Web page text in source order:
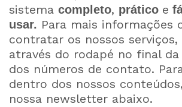
sistema completo, prático e
usar. Para mais informações
contratar os nossos
através do rodapé no final da
dos números de contato.
dentro dos nossos
nossa newsletter abaixo.